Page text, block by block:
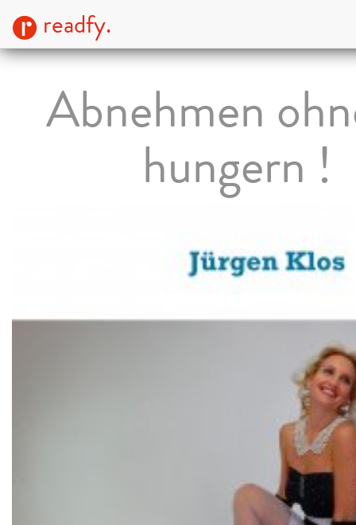
readfy.
Abnehmen
hungern !